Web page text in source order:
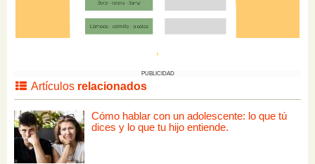
PUBLICIDAD
Artículos relacionados
Cómo hablar con un adolescente: lo que tú
dices y lo que tu hijo entiende.